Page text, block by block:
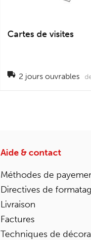
Cartes de visites
2 jours ouvrables
Aide & contact
Méthodes de
Directives de
Livraison
Factures
Techniques de